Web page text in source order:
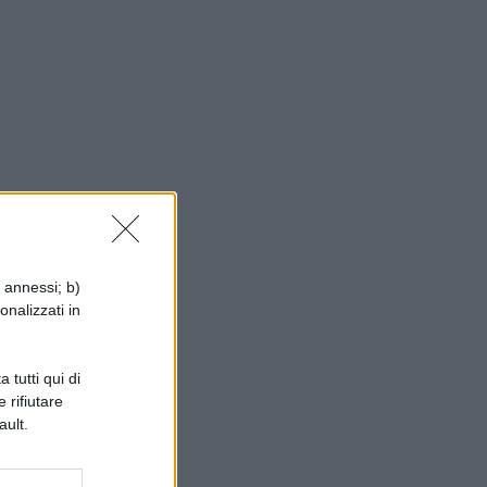
b)
in
tutti qui di
rifiutare